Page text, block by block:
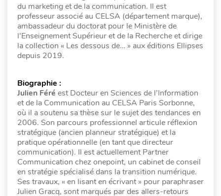
du marketing et de la communication. Il est
professeur associé au CELSA (département marque),
ambassadeur du doctorat pour le Ministère de
l’Enseignement Supérieur et de la Recherche et dirige
la collection « Les dessous de… » aux éditions Ellipses
depuis 2019.
Biographie :
Julien Féré est Docteur en Sciences de l’Information
et de la Communication au CELSA Paris Sorbonne,
où il a soutenu sa thèse sur le sujet des tendances en
2006. Son parcours professionnel articule réflexion
stratégique (ancien planneur stratégique) et la
pratique opérationnelle (en tant que directeur
communication). Il est actuellement Partner
Communication chez onepoint, un cabinet de conseil
en stratégie spécialisé dans la transition numérique.
Ses travaux, « en lisant en écrivant » pour paraphraser
Julien Gracq, sont marqués par des allers-retours